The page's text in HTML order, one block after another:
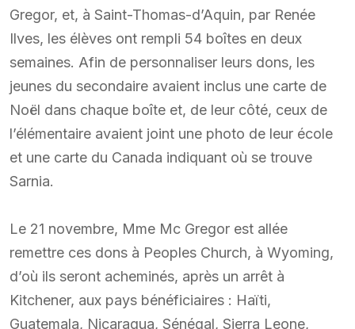
Gregor, et, à Saint-Thomas-d’Aquin, par Renée
Ilves, les élèves ont rempli 54 boîtes en deux
semaines. Afin de personnaliser leurs dons, les
jeunes du secondaire avaient inclus une carte de
Noël dans chaque boîte et, de leur côté, ceux de
l’élémentaire avaient joint une photo de leur école
et une carte du Canada indiquant où se trouve
Sarnia.
Le 21 novembre, Mme Mc Gregor est allée
remettre ces dons à Peoples Church, à Wyoming,
d’où ils seront acheminés, après un arrêt à
Kitchener, aux pays bénéficiaires : Haïti,
Guatemala, Nicaragua, Sénégal, Sierra Leone,